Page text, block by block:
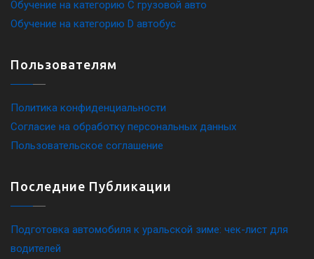
Обучение на категорию C грузовой авто
Обучение на категорию D автобус
Пользователям
Политика конфиденциальности
Согласие на обработку персональных данных
Пользовательское соглашение
Последние Публикации
Подготовка автомобиля к уральской зиме: чек-лист для
водителей